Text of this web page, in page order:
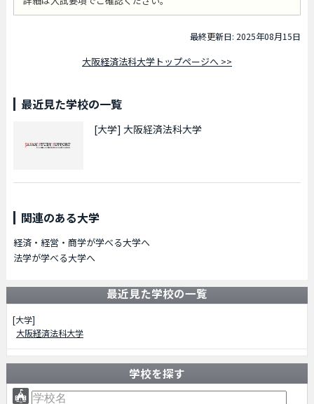
最終更新日: 2025年08月15日
大阪経済法科大学トップページへ >>
最近見た学校の一覧
[大学] 大阪経済法科大学
関連のある大学
経済・経営・商学が学べる大学へ
法学が学べる大学へ
最近見た学校の一覧
[大学]
大阪経済法科大学
学校を探す